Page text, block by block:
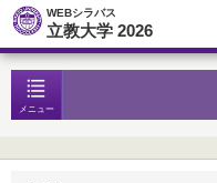
WEBシラバス
立教大学 2026
メニュー